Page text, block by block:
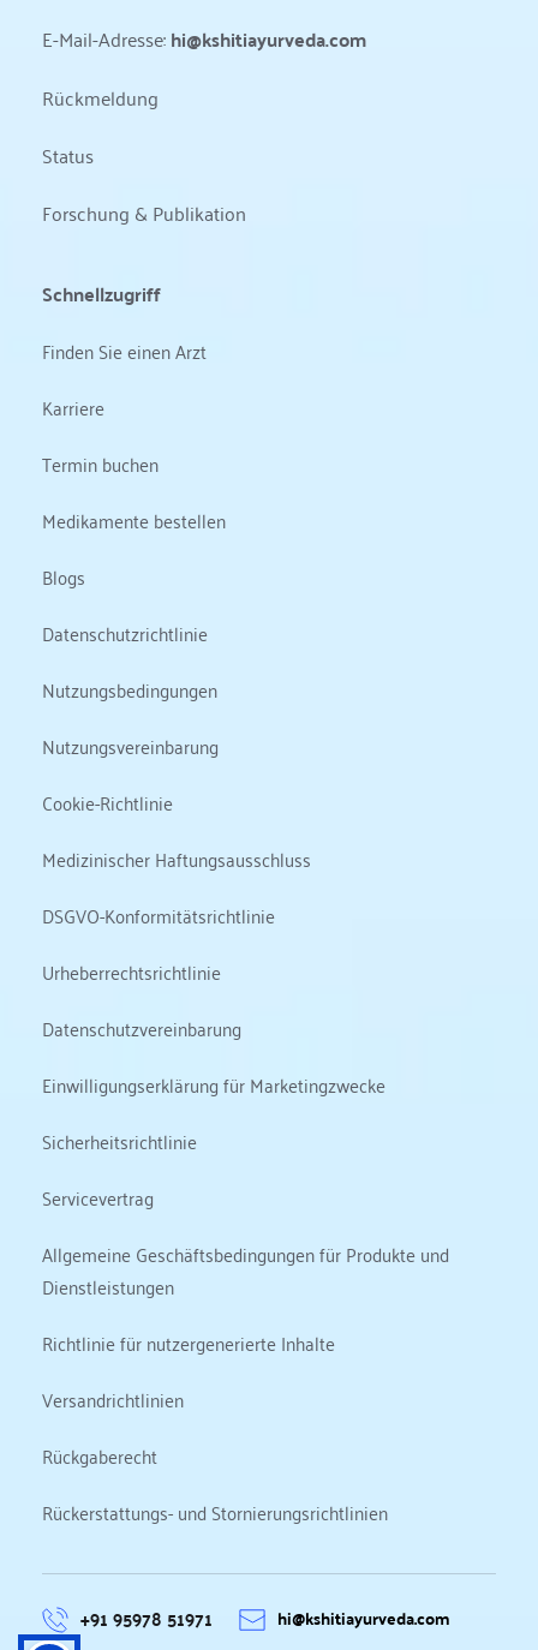
E-Mail-Adresse: hi@kshitiayurveda.com
Rückmeldung
Status
Forschung & Publikation
Schnellzugriff
Finden Sie einen Arzt
Karriere
Termin buchen
Medikamente bestellen
Blogs
Datenschutzrichtlinie
Nutzungsbedingungen
Nutzungsvereinbarung
Cookie-Richtlinie
Medizinischer Haftungsausschluss
DSGVO-Konformitätsrichtlinie
Urheberrechtsrichtlinie
Datenschutzvereinbarung
Einwilligungserklärung für Marketingzwecke
Sicherheitsrichtlinie
Servicevertrag
Allgemeine Geschäftsbedingungen für Produkte und
Dienstleistungen
Richtlinie für nutzergenerierte Inhalte
Versandrichtlinien
Rückgaberecht
Rückerstattungs- und Stornierungsrichtlinien
hi@kshitiayurveda.com
+91 95978 51971